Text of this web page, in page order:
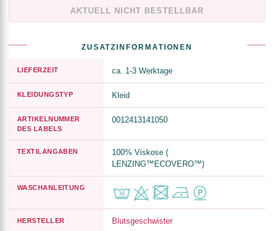
AKTUELL NICHT BESTELLBAR
ZUSATZINFORMATIONEN
LIEFERZEIT ca. 1-3 Werktage
KLEIDUNGSTYP Kleid
ARTIKELNUMMER
DES LABELS
0012413141050
TEXTILANGABEN
100% Viskose (
LENZING™ECOVERO™)
WASCHANLEITUNG
HERSTELLER Blutsgeschwister